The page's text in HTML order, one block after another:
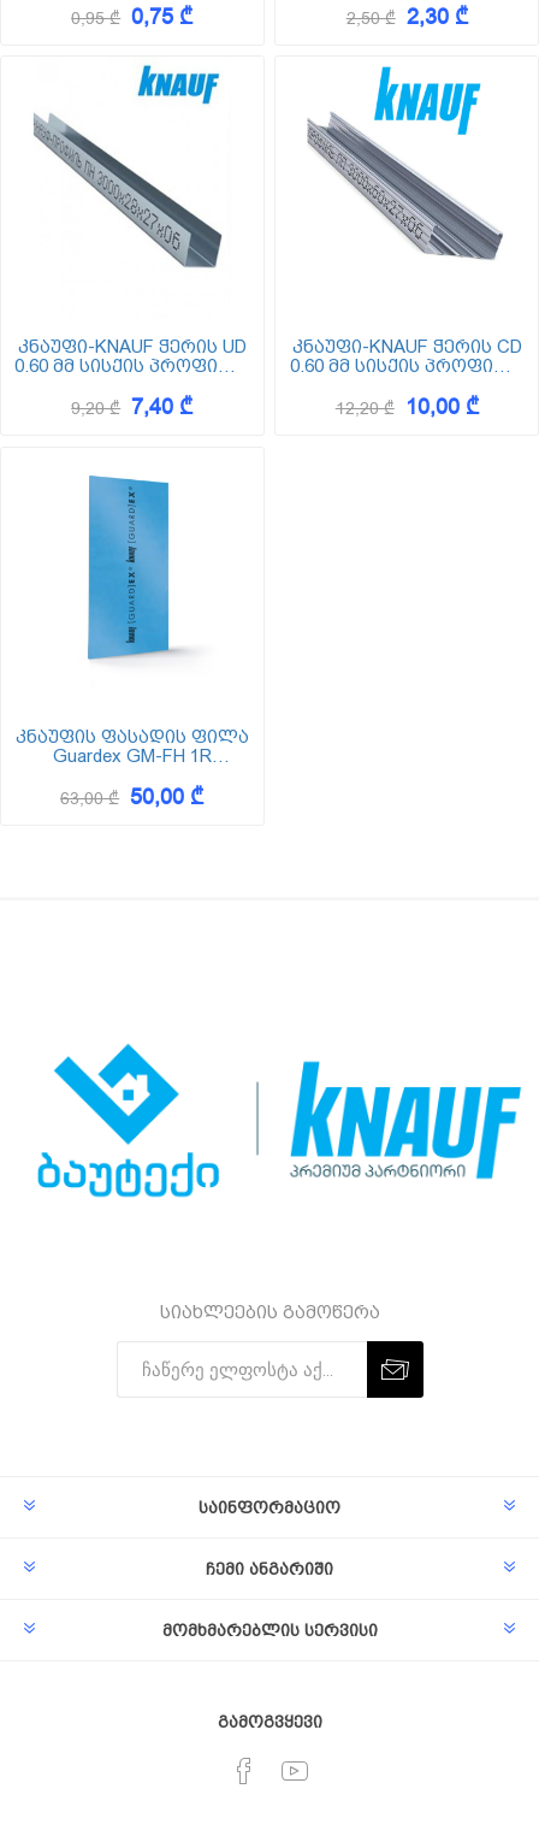
0,95 ₾ 0,75 ₾ 2,50 ₾ 2,30 ₾
კნაუფი-KNAUF ჭერის UD
0.60 მმ სისქის პროფილი
9,20 ₾ 7,40 ₾
კნაუფი-KNAUF ჭერის CD
0.60 მმ სისქის პროფილი
12,20 ₾ 10,00 ₾
კნაუფის ფასადის ფილა
Guardex GM-FH 1R
(გარდექსი)
(გიფსოკარდონი)
63,00 ₾ 50,00 ₾
სიახლეების გამოწერა
საინფორმაციო
ჩემი ანგარიში
მომხმარებლის სერვისი
გამოგვყევი